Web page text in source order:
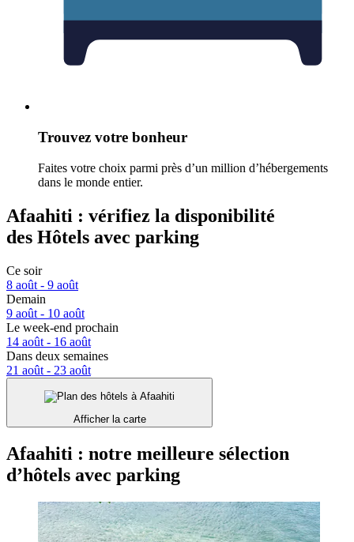
Trouvez votre bonheur
Faites votre choix parmi près d’un million d’hébergements
dans le monde entier.
Afaahiti : vérifiez la disponibilité
des Hôtels avec parking
Ce soir
8 août - 9 août
Demain
9 août - 10 août
Le week-end prochain
14 août - 16 août
Dans deux semaines
21 août - 23 août
Afficher la carte
Afaahiti : notre meilleure sélection
d’hôtels avec parking